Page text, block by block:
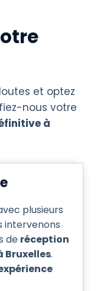
et optez
nous votre
à
plusieurs
intervenons
de réception
Bruxelles.